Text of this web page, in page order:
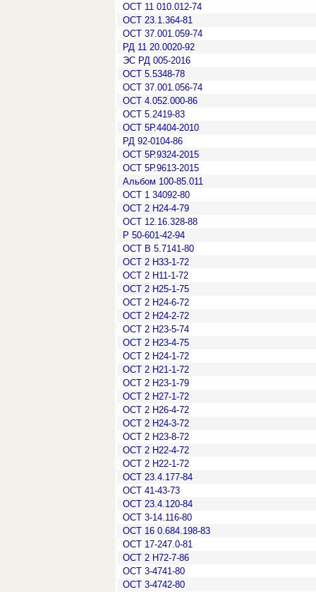
ОСТ 11 010.012-74
ОСТ 23.1.364-81
ОСТ 37.001.059-74
РД 11 20.0020-92
ЭС РД 005-2016
ОСТ 5.5348-78
ОСТ 37.001.056-74
ОСТ 4.052.000-86
ОСТ 5.2419-83
ОСТ 5Р.4404-2010
РД 92-0104-86
ОСТ 5Р.9324-2015
ОСТ 5Р.9613-2015
Альбом 100-85.011
ОСТ 1 34092-80
ОСТ 2 Н24-4-79
ОСТ 12.16.328-88
Р 50-601-42-94
ОСТ В 5.7141-80
ОСТ 2 Н33-1-72
ОСТ 2 Н11-1-72
ОСТ 2 Н25-1-75
ОСТ 2 Н24-6-72
ОСТ 2 Н24-2-72
ОСТ 2 Н23-5-74
ОСТ 2 Н23-4-75
ОСТ 2 Н24-1-72
ОСТ 2 Н21-1-72
ОСТ 2 Н23-1-79
ОСТ 2 Н27-1-72
ОСТ 2 Н26-4-72
ОСТ 2 Н24-3-72
ОСТ 2 Н23-8-72
ОСТ 2 Н22-4-72
ОСТ 2 Н22-1-72
ОСТ 23.4.177-84
ОСТ 41-43-73
ОСТ 23.4.120-84
ОСТ 3-14.116-80
ОСТ 16 0.684.198-83
ОСТ 17-247.0-81
ОСТ 2 Н72-7-86
ОСТ 3-4741-80
ОСТ 3-4742-80